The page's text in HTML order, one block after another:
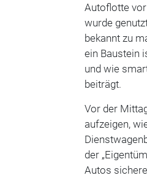
Autoflotte
wurde
bekannt zu
ein Baustein
und wie
beiträgt.
Vor der
aufzeigen,
der
Autos